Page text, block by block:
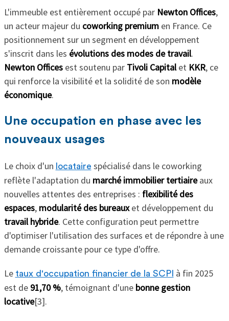
L'immeuble est entièrement occupé par Newton Offices,
un acteur majeur du coworking premiumen France. Ce
positionnement sur un segment en développement
s'inscrit dans les évolutions des modes de travail.
Newton Officesest soutenu par Tivoli Capitalet KKR, ce
qui renforce la visibilité et la solidité de son modèle
économique.
Une occupation en phase avec les
nouveaux usages
Le choix d'un locataire spécialisé dans le coworking
reflète l'adaptation du marché immobilier tertiaireaux
nouvelles attentes des entreprises : flexibilité des
espaces, modularité des bureauxet développement du
travail hybride. Cette configuration peut permettre
d'optimiser l'utilisation des surfaces et de répondre à une
demande croissante pour ce type d'offre.
Le taux d'occupation financier de la SCPI à fin 2025
est de 91,70 %, témoignant d'une bonne gestion
locative[3].